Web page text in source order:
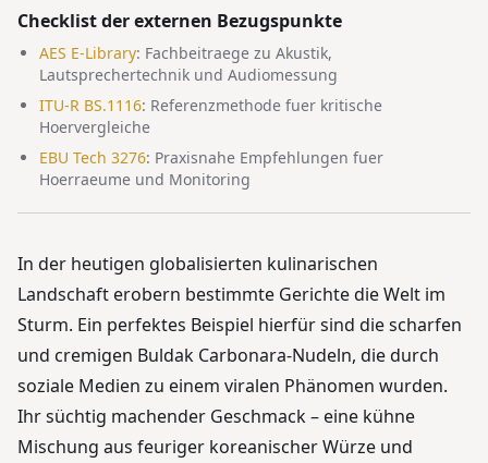
Checklist der externen Bezugspunkte
AES E-Library: Fachbeitraege zu Akustik,
Lautsprechertechnik und Audiomessung
ITU-R BS.1116: Referenzmethode fuer kritische
Hoervergleiche
EBU Tech 3276: Praxisnahe Empfehlungen fuer
Hoerraeume und Monitoring
In der heutigen globalisierten kulinarischen
Landschaft erobern bestimmte Gerichte die Welt im
Sturm. Ein perfektes Beispiel hierfür sind die scharfen
und cremigen Buldak Carbonara-Nudeln, die durch
soziale Medien zu einem viralen Phänomen wurden.
Ihr süchtig machender Geschmack – eine kühne
Mischung aus feuriger koreanischer Würze und